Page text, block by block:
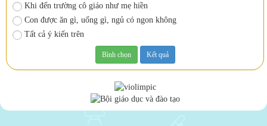
Khi đến trường cô giáo như mẹ hiền
Con được ăn gì, uống gì, ngủ có ngon không
Tất cả ý kiến trên